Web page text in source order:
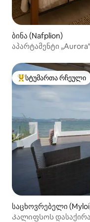
ბინა (Nafplion)
აპარტამენტი
სტუმართა რჩეული
სტუმართა რჩეული
საცხოვრებელი
Კალიფსოს